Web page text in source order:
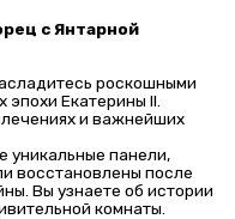
с Янтарной
роскошными
Екатерины II.
и важнейших
уникальные панели,
восстановлены после
Вы узнаете об истории
комнаты.